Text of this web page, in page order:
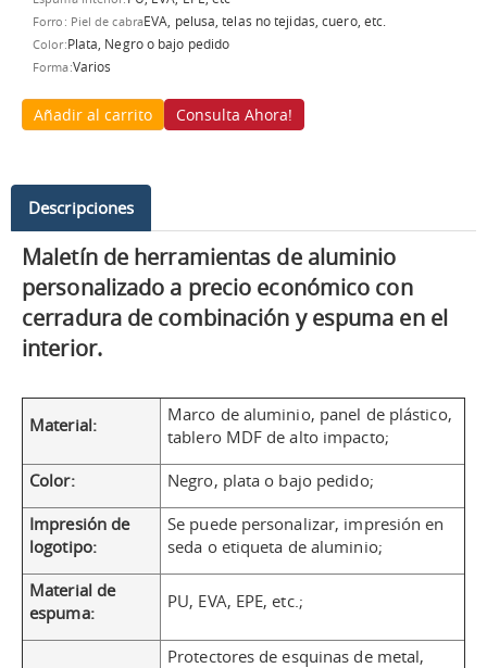
Forro: Piel de cabraEVA, pelusa, telas no tejidas, cuero, etc.
Color:Plata, Negro o bajo pedido
Forma:Varios
Añadir al carrito Consulta Ahora!
Descripciones
Maletín de herramientas de aluminio
personalizado a precio económico con
cerradura de combinación y espuma en el
interior.
Material:
Marco de aluminio, panel de plástico,
tablero MDF de alto impacto;
Color:
Negro, plata o bajo pedido;
Impresión de
logotipo:
Se puede personalizar, impresión en
seda o etiqueta de aluminio;
Material de
espuma:
PU, EVA, EPE, etc.;
Protectores de esquinas de metal,